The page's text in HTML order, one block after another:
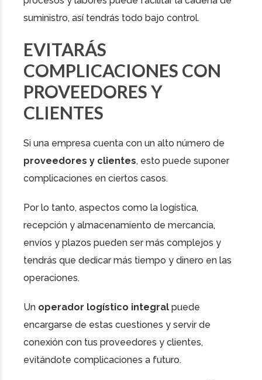
suministro, así tendrás todo bajo control.
EVITARÁS
COMPLICACIONES CON
PROVEEDORES Y
CLIENTES
Si una empresa cuenta con un alto número de
proveedores y clientes, esto puede suponer
complicaciones en ciertos casos.
Por lo tanto, aspectos como la logística,
recepción y almacenamiento de mercancía,
envíos y plazos pueden ser más complejos y
tendrás que dedicar más tiempo y dinero en las
operaciones.
Un operador logístico integral puede
encargarse de estas cuestiones y servir de
conexión con tus proveedores y clientes,
evitándote complicaciones a futuro.